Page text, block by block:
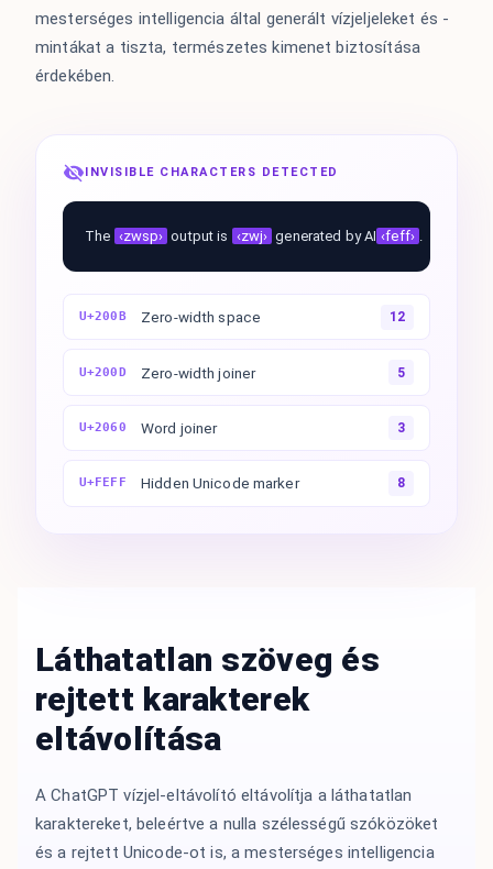
mesterséges intelligencia által generált vízjeljeleket és -
mintákat a tiszta, természetes kimenet biztosítása
érdekében.
INVISIBLE CHARACTERS DETECTED
The ‹zwsp› output is ‹zwj› generated by AI ‹feff› .
U+200B Zero-width space 12
U+200D Zero-width joiner 5
U+2060 Word joiner 3
U+FEFF Hidden Unicode marker 8
Láthatatlan szöveg és
rejtett karakterek
eltávolítása
A ChatGPT vízjel-eltávolító eltávolítja a láthatatlan
karaktereket, beleértve a nulla szélességű szóközöket
és a rejtett Unicode-ot is, a mesterséges intelligencia